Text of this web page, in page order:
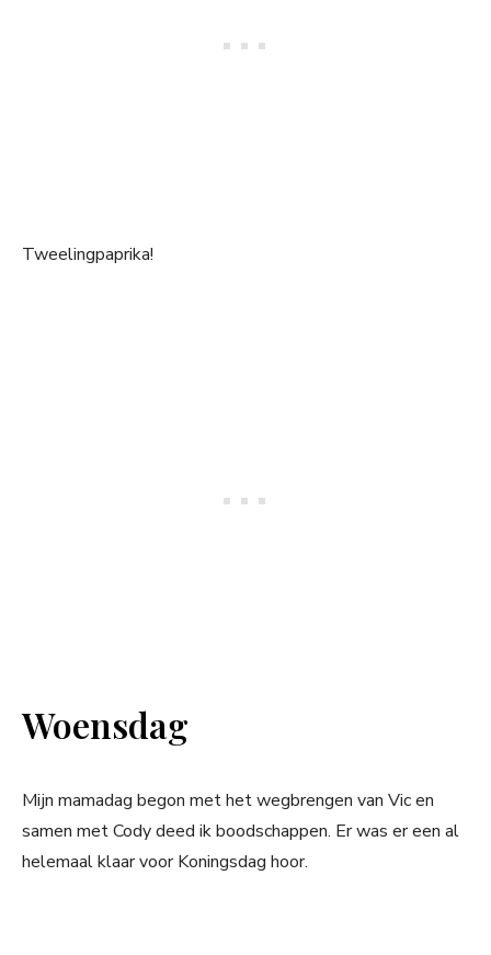
Tweelingpaprika!
Woensdag
Mijn mamadag begon met het wegbrengen van Vic en
samen met Cody deed ik boodschappen. Er was er een al
helemaal klaar voor Koningsdag hoor.